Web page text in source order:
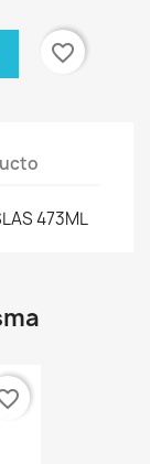
favorite_border
473ML